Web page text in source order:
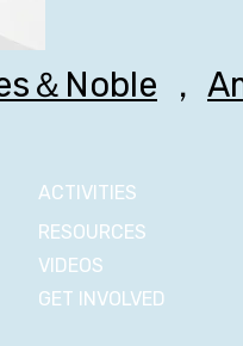
＆Noble ，
ACTIVITIES
RESOURCES
VIDEOS
GET INVOLVED